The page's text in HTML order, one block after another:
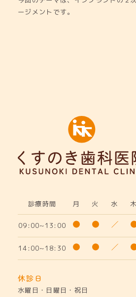
ージメントです。
診療時間 月 火 水 木
09:00~13:00
14:00~18:30
休診日
水曜日・日曜日・祝日